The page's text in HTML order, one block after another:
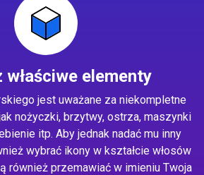
właściwe elementy
jest uważane za niekompletne
nożyczki, brzytwy, ostrza, maszynki
itp. Aby jednak nadać mu inny
wybrać ikony w kształcie włosów
również przemawiać w imieniu Twoja